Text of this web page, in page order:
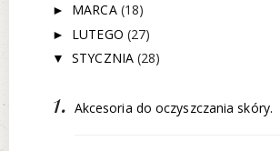
► MARCA (18)
► LUTEGO (27)
▼STYCZNIA(28)
Akcesoria do oczyszczania skóry.